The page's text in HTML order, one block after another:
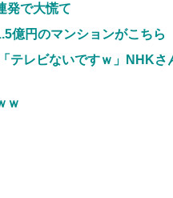
発で大慌て
億円のマンションがこちら
テレビないですｗ」NHKさ
ｗ